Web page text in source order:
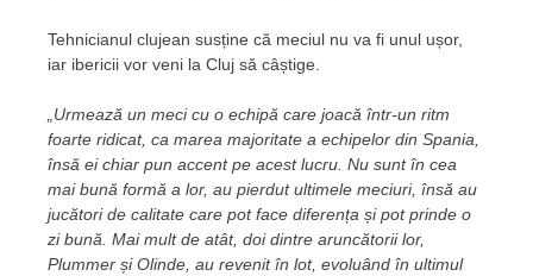
Tehnicianul clujean susține că meciul nu va fi unul ușor,
iar ibericii vor veni la Cluj să câștige.
„Urmează un meci cu o echipă care joacă într-un ritm
foarte ridicat, ca marea majoritate a echipelor din Spania,
însă ei chiar pun accent pe acest lucru. Nu sunt în cea
mai bună formă a lor, au pierdut ultimele meciuri, însă au
jucători de calitate care pot face diferența și pot prinde o
zi bună. Mai mult de atât, doi dintre aruncătorii lor,
Plummer și Olinde, au revenit în lot, evoluând în ultimul